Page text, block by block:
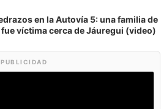
en la Autovía 5: una familia de
víctima cerca de Jáuregui (video)
PUBLICIDAD